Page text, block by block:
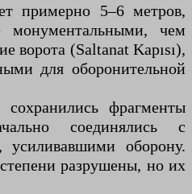
примерно 5–6 метров,
чем
ворота (Saltanat Kapısı),
для оборонительной
фрагменты
соединялись с
оборону.
разрушены, но их